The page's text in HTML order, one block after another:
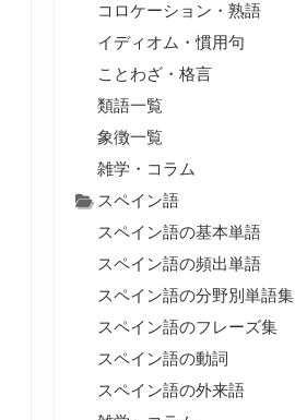
コロケーション・熟語
イディオム・慣用句
ことわざ・格言
類語一覧
象徴一覧
雑学・コラム
スペイン語
スペイン語の基本単語
スペイン語の頻出単語
スペイン語の分野別単語集
スペイン語のフレーズ集
スペイン語の動詞
スペイン語の外来語